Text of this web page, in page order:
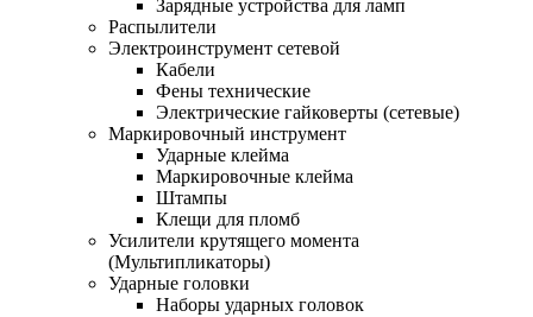
Зарядные устройства для ламп
Распылители
Электроинструмент сетевой
Кабели
Фены технические
Электрические гайковерты (сетевые)
Маркировочный инструмент
Ударные клейма
Маркировочные клейма
Штампы
Клещи для пломб
Усилители крутящего момента
(Мультипликаторы)
Ударные головки
Наборы ударных головок